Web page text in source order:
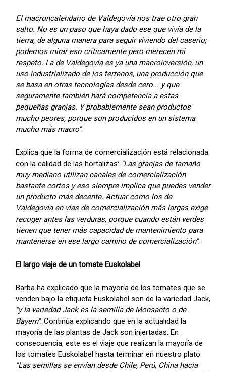
El macroncalendario de Valdegovía nos trae otro gran
salto. No es un paso que haya dado ese que vivía de la
tierra, de alguna manera para seguir viviendo del caserío;
podemos mirar eso críticamente pero merecen mi
respeto. La de Valdegovía es ya una macroinversión, un
uso industrializado de los terrenos, una producción que
se basa en otras tecnologías desde cero... y que
seguramente también hará competencia a estas
pequeñas granjas. Y probablemente sean productos
mucho peores, porque son producidos en un sistema
mucho más macro".
Explica que la forma de comercialización está relacionada
con la calidad de las hortalizas: "Las granjas de tamaño
muy mediano utilizan canales de comercialización
bastante cortos y eso siempre implica que puedes vender
un producto más decente. Actuar como los de
Valdegovía en vías de comercialización más largas exige
recoger antes las verduras, porque cuando están verdes
tienen que tener más capacidad de mantenimiento para
mantenerse en ese largo camino de comercialización".
El largo viaje de un tomate Euskolabel
Barba ha explicado que la mayoría de los tomates que se
venden bajo la etiqueta Euskolabel son de la variedad Jack,
"y la variedad Jack es la semilla de Monsanto o de
Bayern". Continúa explicando que en la actualidad la
mayoría de las plantas de Jack son injertadas. En
consecuencia, este es el viaje que realizan la mayoría de
los tomates Euskolabel hasta terminar en nuestro plato:
"Las semillas se envían desde Chile, Perú, China hacia